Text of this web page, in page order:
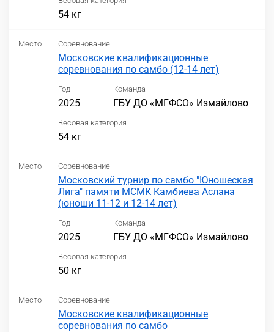
54 кг
Место Соревнование
Московские квалификационные
соревнования по самбо (12-14 лет)
Год
2025
Команда
ГБУ ДО «МГФСО» Измайлово
Весовая категория
54 кг
Место Соревнование
Московский турнир по самбо "Юношеская
Лига" памяти МСМК Камбиева Аслана
(юноши 11-12 и 12-14 лет)
Год
2025
Команда
ГБУ ДО «МГФСО» Измайлово
Весовая категория
50 кг
Место Соревнование
Московские квалификационные
соревнования по самбо